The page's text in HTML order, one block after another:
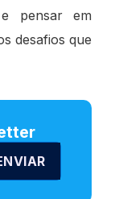
e pensar em
desafios que